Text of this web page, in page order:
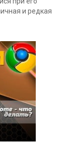
и редкая